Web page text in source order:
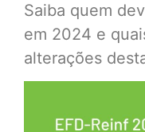
Saiba quem
em 2024 e
alterações